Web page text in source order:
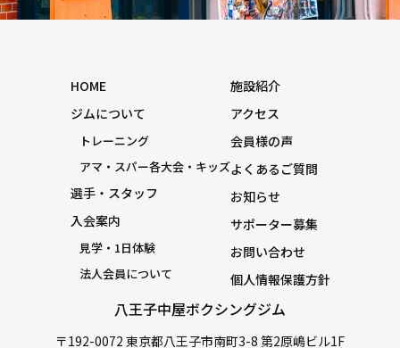
八王子中屋ボクシングジム
〒192-0072 東京都八王子市南町3-8 第2原嶋ビル1F
HOME
ジムについて
トレーニング
アマ・スパー各大会・キッズ
選手・スタッフ
入会案内
見学・1日体験
法人会員について
施設紹介
アクセス
会員様の声
よくあるご質問
お知らせ
サポーター募集
お問い合わせ
個人情報保護方針